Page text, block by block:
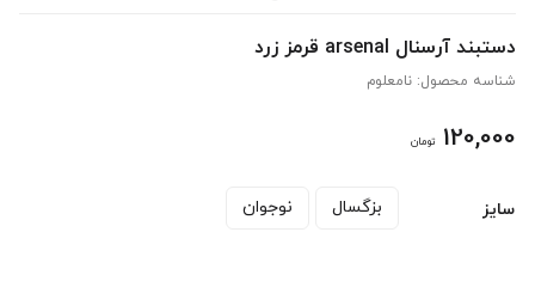
دستبند آرسنال arsenal قرمز زرد
شناسه محصول: نامعلوم
120,000 تومان
سایز بزگسال نوجوان